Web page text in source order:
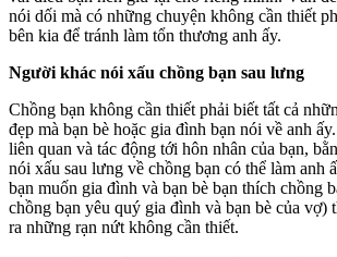
nói dối mà có những chuyện không cần thiết
bên kia để tránh làm tổn thương anh ấy.
Người khác nói xấu chồng bạn sau lưng
Chồng bạn không cần thiết phải biết tất cả
đẹp mà bạn bè hoặc gia đình bạn nói về anh
liên quan và tác động tới hôn nhân của bạn,
nói xấu sau lưng về chồng bạn có thể làm anh
bạn muốn gia đình và bạn bè bạn thích chồng
chồng bạn yêu quý gia đình và bạn bè của vợ)
ra những rạn nứt không cần thiết.